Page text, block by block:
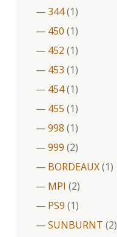
344(1)
450 (1)
452 (1)
453 (1)
454(1)
455 (1)
998 (1)
999 (2)
BORDEAUX(1)
MPI (2)
PS9 (1)
SUNBURNT (2)